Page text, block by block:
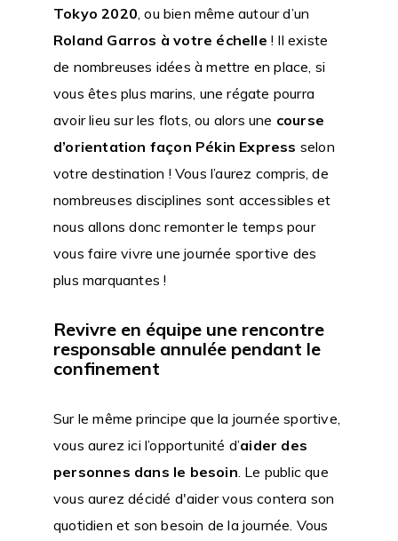
Tokyo 2020 , ou bien même autour d’un
Roland Garros à votre échelle ! Il existe
de nombreuses idées à mettre en place, si
vous êtes plus marins, une régate pourra
avoir lieu sur les flots, ou alors une course
d’orientation façon Pékin Express selon
votre destination ! Vous l’aurez compris, de
nombreuses disciplines sont accessibles et
nous allons donc remonter le temps pour
vous faire vivre une journée sportive des
plus marquantes !
Revivre en équipe une rencontre
responsable annulée pendant le
confinement
Sur le même principe que la journée sportive,
vous aurez ici l’opportunité d’aider des
personnes dans le besoin . Le public que
vous aurez décidé d'aider vous contera son
quotidien et son besoin de la journée. Vous